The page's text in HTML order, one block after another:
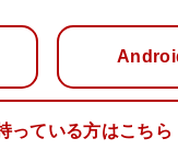
っている方はこちら